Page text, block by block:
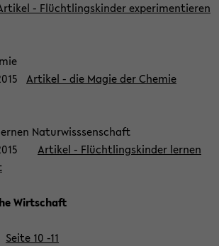
- Flücht­lings­kin­der ex­pe­ri­men­tie­ren
Ar­ti­kel - die Magie der Che­mie
Na­tur­wiss­sen­schaft
2015 Ar­ti­kel - Flücht­lings­kin­der ler­nen
Wirt­schaft
Seite 10 -11